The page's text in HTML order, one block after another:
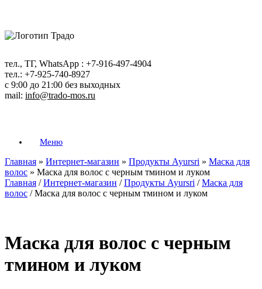
содержанию
тел., ТГ, WhatsApp : +7-916-497-4904
тел.: +7-925-740-8927
с 9:00 до 21:00 без выходных
mail: info@trado-mos.ru
Меню
Главная » Интернет-магазин » Продукты Ayursri » Маска для
волос » Маска для волос с черным тмином и луком
Главная /Интернет-магазин /Продукты Ayursri /Маска для
волос / Маска для волос с черным тмином и луком
Маска для волос с черным
тмином и луком